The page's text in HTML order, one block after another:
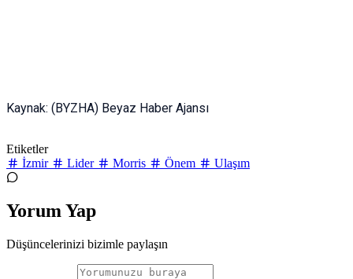
Kaynak: (BYZHA) Beyaz Haber Ajansı
Etiketler
İzmir
Lider Morris Önem Ulaşım
Yorum Yap
Düşüncelerinizi bizimle paylaşın